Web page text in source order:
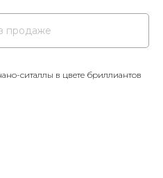
ситаллы в цвете бриллиантов